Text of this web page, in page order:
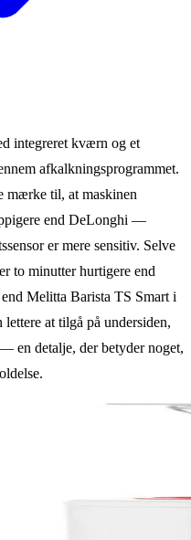
integreret kværn og et
afkalkningsprogrammet.
mærke til, at maskinen
end DeLonghi —
er mere sensitiv. Selve
to minutter hurtigere end
Melitta Barista TS Smart i
at tilgå på undersiden,
en detalje, der betyder noget,